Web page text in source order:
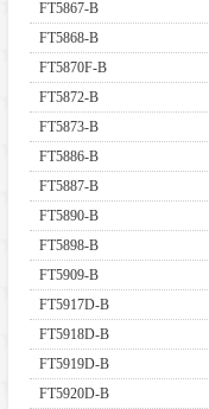
FT5867-B
FT5868-B
FT5870F-B
FT5872-B
FT5873-B
FT5886-B
FT5887-B
FT5890-B
FT5898-B
FT5909-B
FT5917D-B
FT5918D-B
FT5919D-B
FT5920D-B